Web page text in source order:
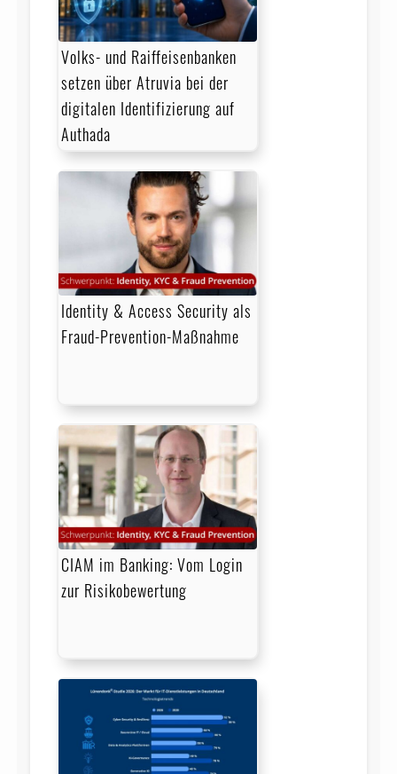
Volks- und Raiffeisenbanken
setzen über Atruvia bei der
digitalen Identifizierung auf
Authada
Identity & Access Security als
Fraud-Prevention-Maßnahme
CIAM im Banking: Vom Login
zur Risikobewertung